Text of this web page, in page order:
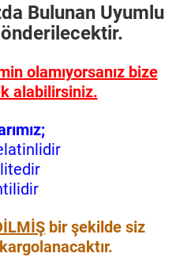
Bulunan Uyumlu
olamıyorsanız bize
alabilirsiniz.
bir şekilde siz